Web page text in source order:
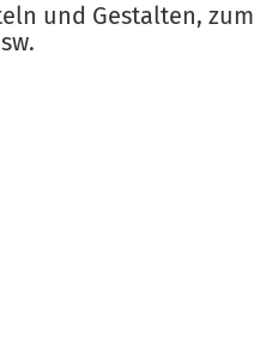
und Gestalten, zum